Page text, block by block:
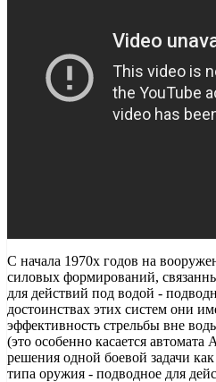
С начала 1970х годов на
силовых формирований,
для действий под водой -
достоинствах этих систем они
эффективность стрельбы вне
(это особенно касается
решения одной боевой задачи
типа оружия - подводное для